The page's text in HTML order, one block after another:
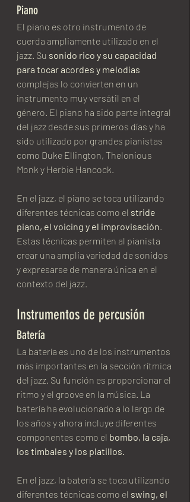
Piano
El piano es otro instrumento de
cuerda ampliamente utilizado en el
jazz. Su sonido rico y su capacidad
para tocar acordes y melodías
complejas lo convierten en un
instrumento muy versátil en el
género. El piano ha sido parte integral
del jazz desde sus primeros días y ha
sido utilizado por grandes pianistas
como Duke Ellington, Thelonious
Monk y Herbie Hancock.
En el jazz, el piano se toca utilizando
diferentes técnicas como el stride
piano, el voicing y el improvisación.
Estas técnicas permiten al pianista
crear una amplia variedad de sonidos
y expresarse de manera única en el
contexto del jazz.
Instrumentos de percusión
Batería
La batería es uno de los instrumentos
más importantes en la sección rítmica
del jazz. Su función es proporcionar el
ritmo y el groove en la música. La
batería ha evolucionado a lo largo de
los años y ahora incluye diferentes
componentes como el bombo, la caja,
los timbales y los platillos.
En el jazz, la batería se toca utilizando
diferentes técnicas como el swing, el